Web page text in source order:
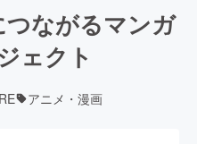
ながるマンガ
ェクト
アニメ・漫画